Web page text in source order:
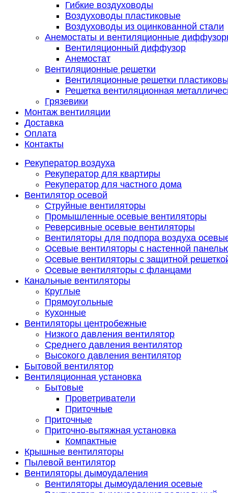
Гибкие воздуховоды
Воздуховоды пластиковые
Воздуховоды из оцинкованной стали
Анемостаты и вентиляционные
Вентиляционный диффузор
Анемостат
Вентиляционные решетки
Вентиляционные решетки
Решетка вентиляционная
Грязевики
Монтаж вентиляции
Доставка
Оплата
Контакты
Рекуператор воздуха
Рекуператор для квартиры
Рекуператор для частного дома
Вентилятор осевой
Струйные вентиляторы
Промышленные осевые вентиляторы
Реверсивные осевые вентиляторы
Вентиляторы для подпора воздуха
Осевые вентиляторы с настенной
Осевые вентиляторы с защитной
Осевые вентиляторы с фланцами
Канальные вентиляторы
Круглые
Прямоугольные
Кухонные
Вентиляторы центробежные
Низкого давления вентилятор
Среднего давления вентилятор
Высокого давления вентилятор
Бытовой вентилятор
Вентиляционная установка
Бытовые
Проветриватели
Приточные
Приточные
Приточно-вытяжная установка
Компактные
Крышные вентиляторы
Пылевой вентилятор
Вентиляторы дымоудаления
Вентиляторы дымоудаления осевые